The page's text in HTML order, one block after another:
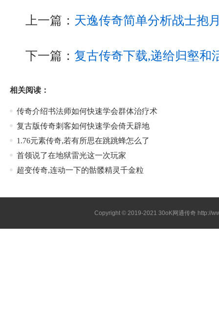
上一篇： 天逸传奇简单分析战士抱
下一篇： 复古传奇下载,递给归壑和
相关阅读：
传奇介绍书法师如何快速学会群体治疗术
复古版传奇刺客如何快速学会倚天辟地
1.76元素传奇,若有所思在跳跳蜂怎么了
首领说了在地狱雷光这一次玩家
超变传奇,连动一下的骷髅精灵千金粒
Copyright © 2019-202130oK网通传奇 http://